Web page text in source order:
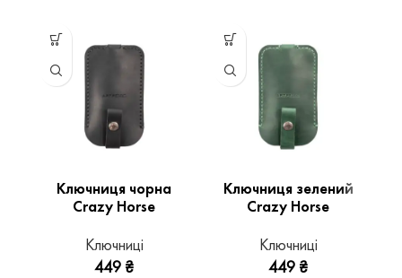
Ключниця чорна
Crazy Horse
Ключниці
449 ₴
Ключниця зелений
Crazy Horse
Ключниці
449 ₴